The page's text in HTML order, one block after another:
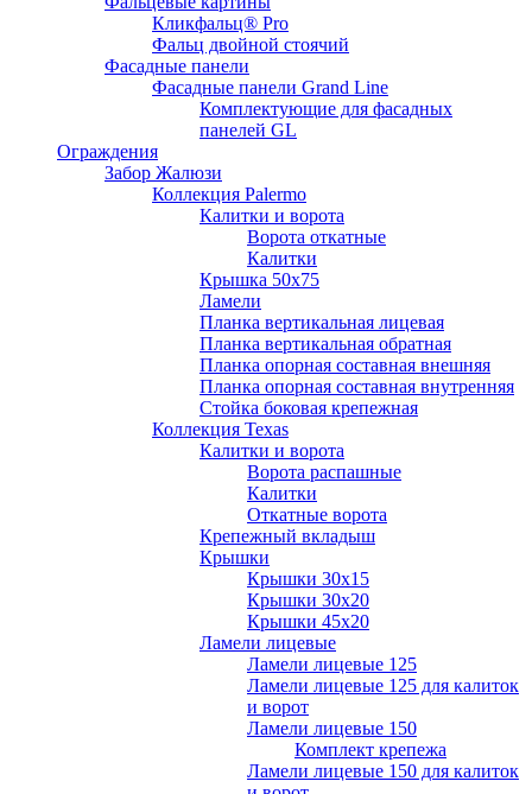
Кликфальц® Pro
Фальц двoйной стоячий
Фасадные панели
Фасадные панели Grand Line
Комплектующие для фасадных
панелей GL
Ограждения
Забор Жалюзи
Коллекция Palermo
Калитки и ворота
Ворота откатные
Калитки
Крышка 50х75
Ламели
Планка вертикальная лицевая
Планка вертикальная обратная
Планка опорная составная внешняя
Планка опорная составная внутренняя
Стойка боковая крепежная
Коллекция Texas
Калитки и ворота
Ворота распашные
Калитки
Откатные ворота
Крепежный вкладыш
Крышки
Крышки 30х15
Крышки 30х20
Крышки 45х20
Ламели лицевые
Ламели лицевые 125
Ламели лицевые 125 для калиток
и ворот
Ламели лицевые 150
Комплект крепежа
Ламели лицевые 150 для калиток